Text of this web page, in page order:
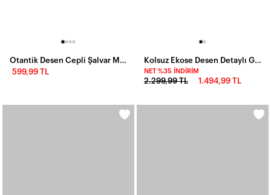
599,99 TL
NET %35 İNDIRIM
2.299,99 TL 1.494,99 TL